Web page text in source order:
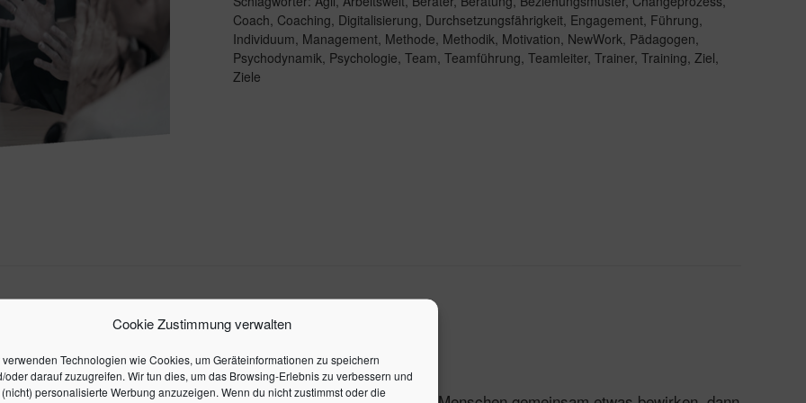
Cookie Zustimmung verwalten
verwenden Technologien wie Cookies, um Geräteinformationen zu speichern
oder darauf zuzugreifen. Wir tun dies, um das Browsing-Erlebnis zu verbessern und
personalisierte Werbung anzuzeigen. Wenn du nicht zustimmst oder die
Coach, Coaching, Digitalisierung, Durchsetzungsfährigkeit, Engagement, Führung,
Individuum, Management, Methode, Methodik, Motivation, NewWork, Pädagogen,
Psychodynamik, Psychologie, Team, Teamführung, Teamleiter, Trainer, Training, Ziel,
Ziele